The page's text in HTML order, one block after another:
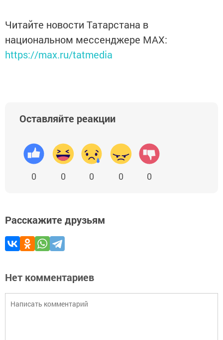
Читайте новости Татарстана в
национальном мессенджере MАХ:
https://max.ru/tatmedia
Оставляйте реакции
0 0 0 0 0
Расскажите друзьям
Нет комментариев